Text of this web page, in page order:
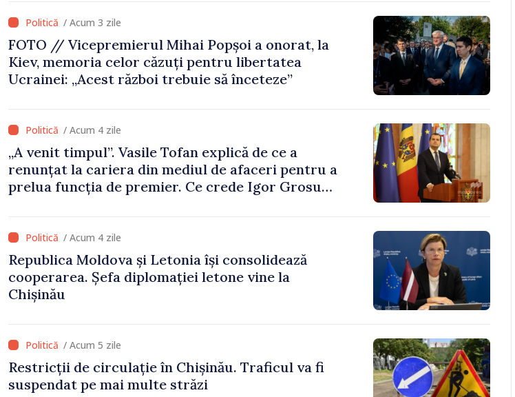
/ Acum 3 zile
FOTO // Vicepremierul Mihai Popșoi a onorat, la
Kiev, memoria celor căzuți pentru libertatea
Ucrainei: „Acest război trebuie să înceteze”
/ Acum 4 zile
„A venit timpul”. Vasile Tofan explică de ce a
renunțat la cariera din mediul de afaceri pentru a
prelua funcția de premier. Ce crede Igor Grosu
/ Acum 4 zile
Republica Moldova și Letonia își consolidează
cooperarea. Șefa diplomației letone vine la
Chișinău
/ Acum 5 zile
Restricții de circulație în Chișinău. Traficul va fi
suspendat pe mai multe străzi